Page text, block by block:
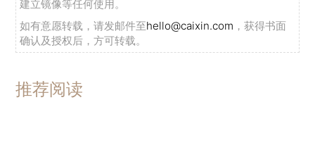
建立镜像等任何使用。
如有意愿转载，请发邮件至hello@caixin.com ，获得书面
确认及授权后，方可转载。
推荐阅读